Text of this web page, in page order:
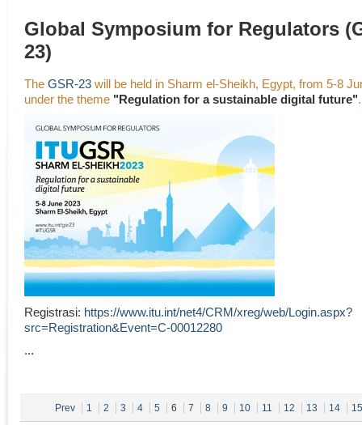
Global Symposium for Regulators
23)
The GSR-23 will be held in Sharm el-Sheikh, Egypt, from 5-8
under the theme "Regulation for a sustainable digital future".
Registrasi: https://www.itu.int/net4/CRM/xreg/web/Login.aspx?
src=Registration&Event=C-00012280
...
Prev 1 2 3 4 5 6 7 8 9 10 11 12 13 14 15